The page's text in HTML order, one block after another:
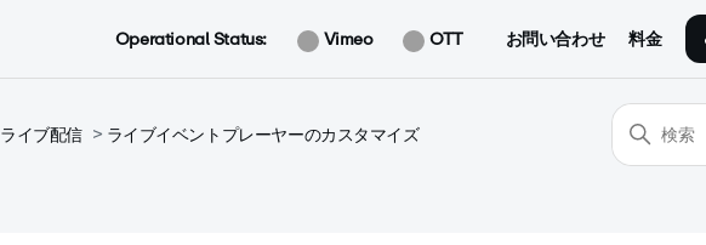
Operational Status: Vimeo OTT お問い合わせ 料金
ライブ配信 ライブイベントプレーヤーのカスタマイズ